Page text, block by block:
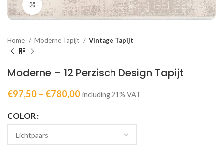
Click to enlarge
Home Moderne Tapijt Vintage Tapijt
Moderne – 12 Perzisch Design Tapijt
€97,50 – €780,00 including 21% VAT
COLOR